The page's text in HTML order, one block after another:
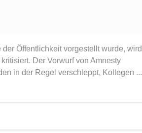
Öffentlichkeit vorgestellt wurde, wird
Der Vorwurf von Amnesty
in der Regel verschleppt, Kollegen ...